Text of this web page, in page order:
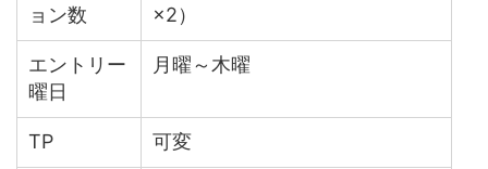
ョン数
×2）
エントリー
曜日
月曜～木曜
TP 可変